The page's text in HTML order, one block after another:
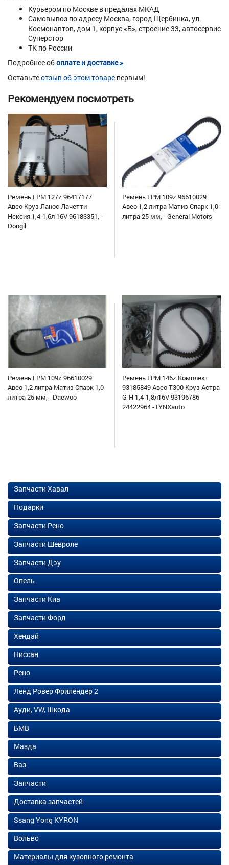
Курьером по Москве в предалах МКАД
Самовывоз по адресу Москва, город Щербинка, ул.
Космонавтов, дом 1, корпус «Б», строение 33, автосервис
Суперстор
ТК по России
Подробнее обоплате и доставке »
Оставьтеотзыв об этом товаре первым!
Рекомендуем посмотреть
Ремень ГРМ 127z 96417177
Авео Круз Ланос Лачетти
Нексия 1,4-1,6л 16V 96183351, -
Dongil
Ремень ГРМ 109z 96610029
Авео 1,2 литра Матиз Спарк 1,0
литра 25 мм, - General Motors
Ремень ГРМ 109z 96610029
Авео 1,2 литра Матиз Спарк 1,0
литра 25 мм, - Daewoo
Ремень ГРМ 146z Комплект
93185849 Авео Т300 Круз Астра
G-H 1,4-1,8л16V 93196786
24422964 - LYNXauto
Запчасти Хавал
Подарки
Запчасти Рено
Запчасти Шевроле
Запчасти Дэу
Опель
Запчасти Киа
Запчасти Форд
Хендай
Ниссан
Рено
Ленд Ровер Фрилендер 2
Ауди, VW, Шкода
БМВ
Мазда
Ваз
Запчасти
Доставка запчастей
Ssang Yong KYRON
Вольво
Материалы для кузовного ремонта